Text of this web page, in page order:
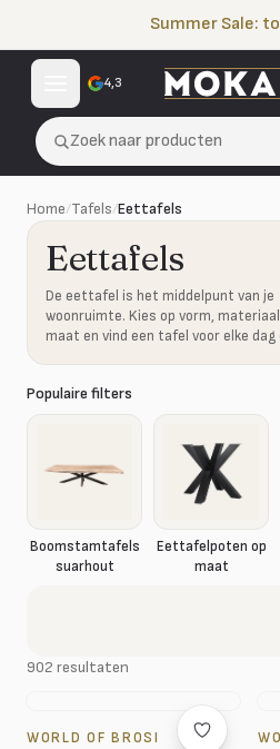
Summer Sale:
4,3
Zoek naar producten
Home/Tafels/Eettafels
Eettafels
De eettafel is het middelpunt van je
woonruimte. Kies op vorm,
maat en vind een tafel voor elke dag
Populaire filters
Boomstamtafels
suarhout
Eettafelpoten op
maat
902 resultaten
WORLD OF BROSI